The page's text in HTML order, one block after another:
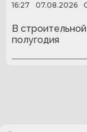
16:27 07.08.2026
В
полугодия